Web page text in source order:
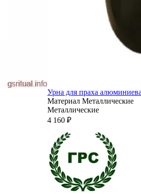
Урна для праха
Материал Металлические
Металлические
4 160 ₽